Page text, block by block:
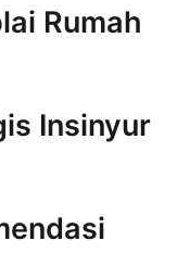
Rumah
Insinyur